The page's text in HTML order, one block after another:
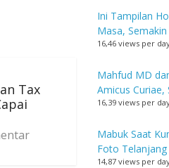
Tax
Ini Tampilan
Masa, Semakin
16,46 views per
Mahfud MD
Amicus Curiae,
16,39 views per
Mabuk Saat
Foto Telanjang
14,87 views per